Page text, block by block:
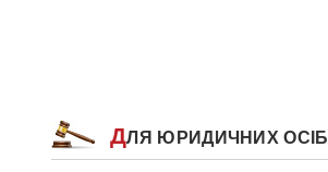
ДЛЯ ЮРИДИЧНИХ ОСІБ